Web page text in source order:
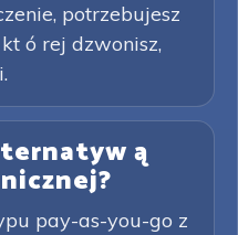
potrzebujesz
ó rej dzwonisz,
ą
pay-as-you-go z